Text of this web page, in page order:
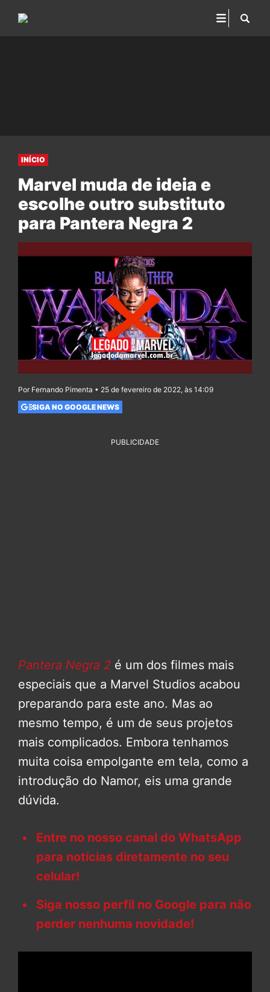
INÍCIO
Marvel muda de ideia e
escolhe outro substituto
para Pantera Negra 2
Por Fernando Pimenta • 25 de fevereiro de 2022, às 14:09
SIGA NO GOOGLE NEWS
PUBLICIDADE
Pantera Negra 2 é um dos filmes mais
especiais que a Marvel Studios acabou
preparando para este ano. Mas ao
mesmo tempo, é um de seus projetos
mais complicados. Embora tenhamos
muita coisa empolgante em tela, como a
introdução do Namor, eis uma grande
dúvida.
Entre no nosso canal do WhatsApp
para notícias diretamente no seu
celular!
Siga nosso perfil no Google para não
perder nenhuma novidade!